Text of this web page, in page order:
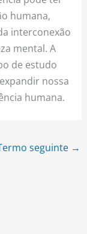
humana,
interconexão
mental. A
de estudo
nossa
humana.
seguinte →